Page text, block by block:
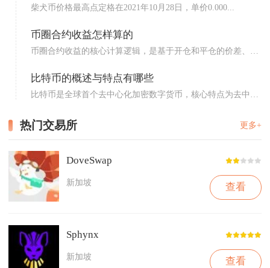
柴犬币价格最高点定格在2021年10月28日，单价0.000...
币圈合约收益怎样算的
币圈合约收益的核心计算逻辑，是基于开仓和平仓的价差、合
比特币的概述与特点有哪些
比特币是全球首个去中心化加密数字货币，核心特点为去中心
热门交易所 更多+
DoveSwap
新加坡 查看
Sphynx
新加坡 查看